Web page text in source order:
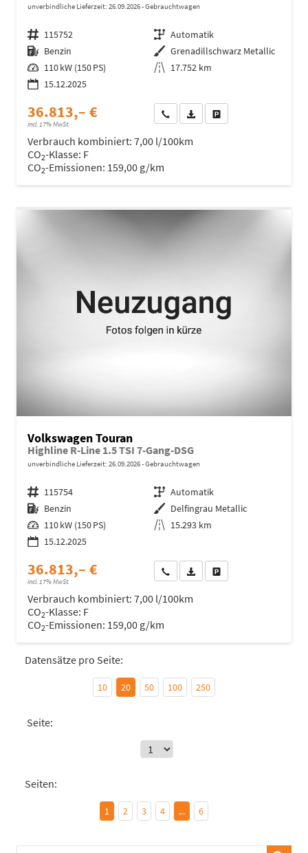
unverbindliche Lieferzeit: 26.09.2026 Gebrauchtwagen
Fahrzeugnr. 115752 Getriebe Automatik
Kraftstoff Benzin Außenfarbe Grenadillschwarz Metallic
Leistung 110 kW (150 PS) Kilometerstand 17.752 km
15.12.2025
36.813,– €
incl. 17% MwSt.
Wir rufen Sie anFahrzeugexposé (PDF)
Verbrauch kombiniert: 7,00 l/100km
CO2-Klasse: F
CO2-Emissionen: 159,00 g/km
Volkswagen Touran
Highline R-Line 1.5 TSI 7-Gang-DSG
unverbindliche Lieferzeit: 26.09.2026 Gebrauchtwagen
Fahrzeugnr. 115754 Getriebe Automatik
Kraftstoff Benzin Außenfarbe Delfingrau Metallic
Leistung 110 kW (150 PS) Kilometerstand 15.293 km
15.12.2025
36.813,– €
incl. 17% MwSt.
Wir rufen Sie anFahrzeugexposé (PDF)
Verbrauch kombiniert: 7,00 l/100km
CO2-Klasse: F
CO2-Emissionen: 159,00 g/km
Datensätze pro Seite:
10 20 50 100 250
Seite:
Seiten:
1 2 3 4 ... 6